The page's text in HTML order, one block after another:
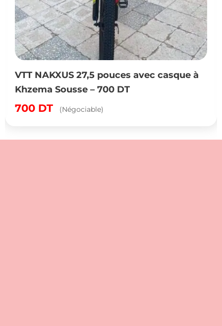
VTT NAKXUS 27,5 pouces avec casque à
Khzema Sousse – 700 DT
700 DT (Négociable)